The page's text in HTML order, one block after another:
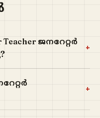
Teacher ജനറേറ്റർ
+
+